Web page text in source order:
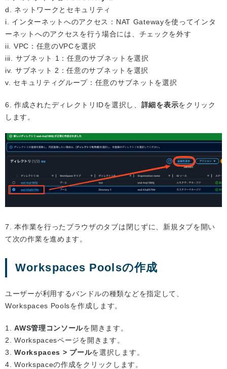
d. ネットワークとセキュリティ
i. インターネットへのアクセス：NAT Gatewayを使ってインタ
ーネットへのアクセスを行う場合には、チェックを外す
ii. VPC：任意のVPCを選択
iii. サブネット 1：任意のサブネットを選択
iv. サブネット 2：任意のサブネットを選択
v. セキュリティグループ：任意のサブネットを選択
6. 作成されたディレクトリIDを選択し、 詳細を表示をクリック
します。
7. 本作業を行ったブラウザのタブは閉じずに、新規タブを開い
て次の作業を進めます。
Workspaces Poolsの作成
ユーザーが利用するバンドルの種類などを指定して、
Workspaces Poolsを作成します。
1.AWS管理コンソールを開きます。
2. Workspacesページを開きます。
3.Workspaces > プールを選択します。
4. Workspaceの作成をクリックします。